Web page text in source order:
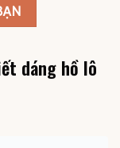
dáng hồ lô